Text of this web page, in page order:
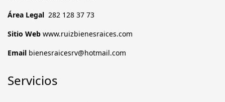
Área Legal 282 128 37 73
Sitio Web www.ruizbienesraices.com
Email bienesraicesrv@hotmail.com
Servicios